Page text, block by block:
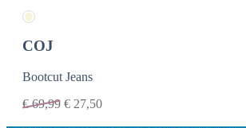
COJ
Bootcut Jeans
€69,99 € 27,50